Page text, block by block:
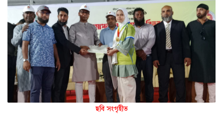
ছবি সংগৃহীত